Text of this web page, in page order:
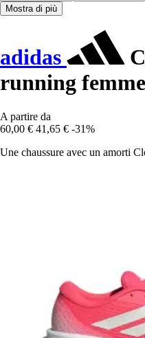
Mostra di più
adidas
running
A partire da
60,00 € 41,65 € -31%
Une chaussure avec un amorti